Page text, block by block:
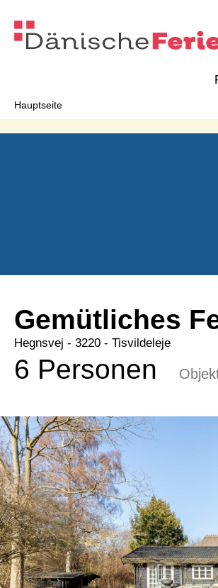
Hauptseite
Gemütliches
Hegnsvej - 3220 - Tisvildeleje
6 Personen